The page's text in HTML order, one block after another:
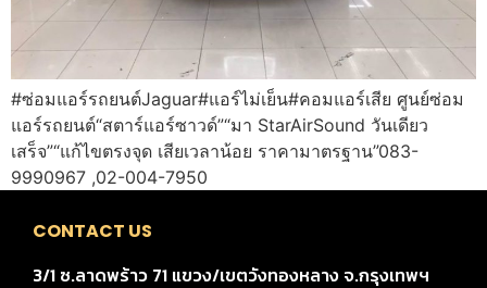
#ซ่อมแอร์รถยนต์Jaguar#แอร์ไม่เย็น#คอมแอร์เสีย ศูนย์ซ่อม
แอร์รถยนต์“สตาร์แอร์ซาวด์”“มา StarAirSound วันเดียว
เสร็จ”“แก้ไขตรงจุด เสียเวลาน้อย ราคามาตรฐาน”083-
9990967 ,02-004-7950
CONTACT US
3/1 ซ.ลาดพร้าว 71 แขวง/เขตวังทองหลาง จ.กรุงเทพฯ